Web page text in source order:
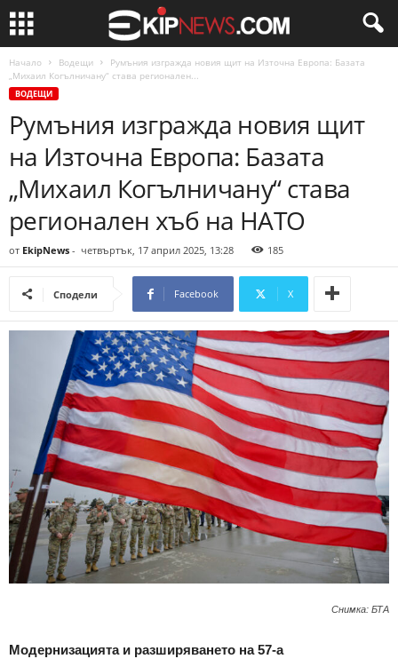
Начало Водещи
Румъния изгражда новия щит на Източна Европа: Базата
„Михаил Когълничану“ става регионален...
ВОДЕЩИ
Румъния изгражда новия щит
на Източна Европа: Базата
„Михаил Когълничану“ става
регионален хъб на НАТО
от EkipNews - четвъртък, 17 април 2025, 13:28 185
Сподели Facebook X
Снимка: БТА
Модернизацията и разширяването на 57-а